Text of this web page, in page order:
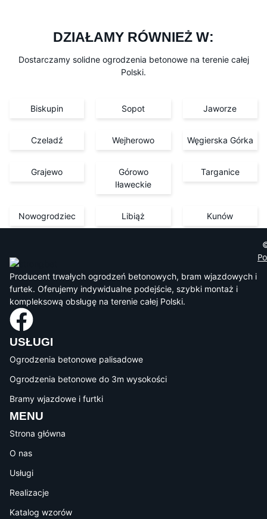
DZIAŁAMY RÓWNIEŻ W:
Dostarczamy solidne ogrodzenia betonowe na terenie całej
Polski.
Biskupin Sopot Jaworze
Czeladź Wejherowo Węgierska Górka
Grajewo
Górowo
Iławeckie
Targanice
Nowogrodziec Libiąż Kunów
Producent trwałych ogrodzeń betonowych, bram wjazdowych i
furtek. Oferujemy indywidualne podejście, szybki montaż i
kompleksową obsługę na terenie całej Polski.
USŁUGI
Ogrodzenia betonowe palisadowe
Ogrodzenia betonowe do 3m wysokości
Bramy wjazdowe i furtki
MENU
Strona główna
O nas
Usługi
Realizacje
Katalog wzorów